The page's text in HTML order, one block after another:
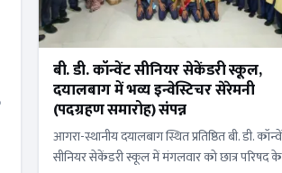
बी. डी. कॉन्वेंट सीनियर सेकेंडरी स्कूल,
दयालबाग में भव्य इन्वेस्टिचर सेरेमनी
(पदग्रहण समारोह) संपन्न
आगरा-स्थानीय दयालबाग स्थित प्रतिष्ठित बी. डी.
सीनियर सेकेंडरी स्कूल में मंगलवार को छात्र परिषद के